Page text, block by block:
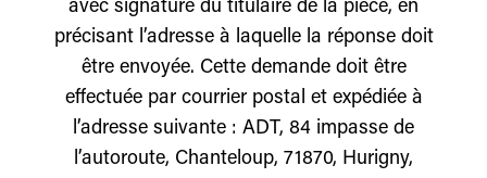
avec signature du titulaire de la pièce, en
précisant l’adresse à laquelle la réponse doit
être envoyée. Cette demande doit être
effectuée par courrier postal et expédiée à
l’adresse suivante : ADT, 84 impasse de
l’autoroute, Chanteloup, 71870, Hurigny,